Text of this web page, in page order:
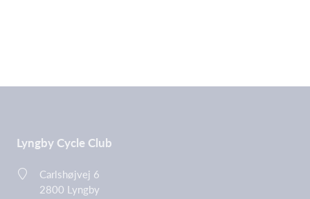
Lyngby Cycle Club
Carlshøjvej 6
2800 Lyngby